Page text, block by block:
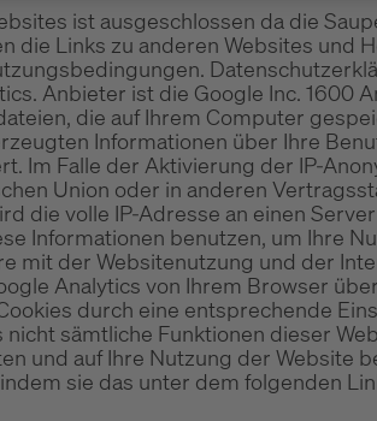
ist ausgeschlossen da die
Links zu anderen Websites und
Anbieter ist die Google Inc. 1600
die auf Ihrem Computer
Informationen über Ihre
Im Falle der Aktivierung der IP-
Union oder in anderen
die volle IP-Adresse an einen
Informationen benutzen, um Ihre
mit der Websitenutzung und der
Analytics von Ihrem Browser
durch eine entsprechende
sämtliche Funktionen dieser
und auf Ihre Nutzung der Website
sie das unter dem folgenden